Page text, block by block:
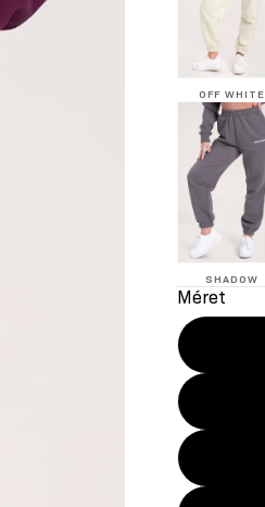
Second skin
OFF WHITE
SHADOW
Méret